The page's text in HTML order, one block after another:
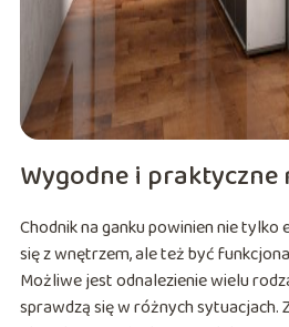
Wygodne i
Chodnik na ganku powinien nie
się z wnętrzem, ale też być
Możliwe jest odnalezienie wielu
sprawdzą się w różnych sytuacjach.